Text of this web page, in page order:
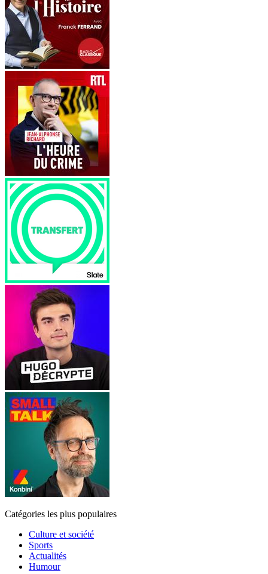
Catégories les plus populaires
Culture et société
Sports
Actualités
Humour